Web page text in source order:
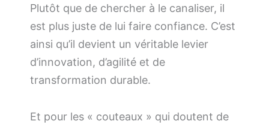
Plutôt que de chercher à le canaliser, il
est plus juste de lui faire confiance. C’est
ainsi qu’il devient un véritable levier
d’innovation, d’agilité et de
transformation durable.
Et pour les « couteaux » qui doutent de